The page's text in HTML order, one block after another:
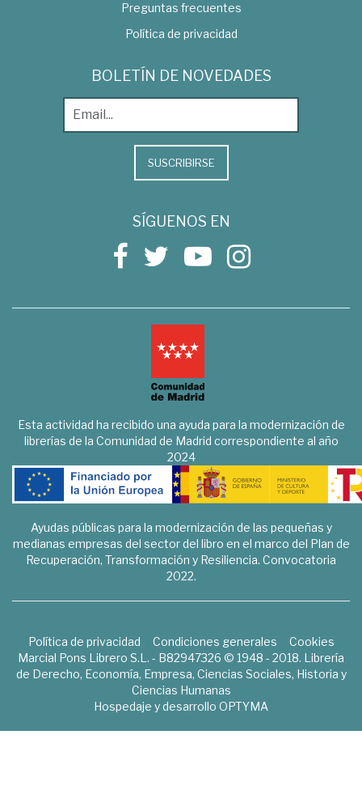
Preguntas frecuentes
Política de privacidad
BOLETÍN DE NOVEDADES
SUSCRIBIRSE
SÍGUENOS EN
Esta actividad ha recibido una ayuda para la modernización de
librerías de la Comunidad de Madrid correspondiente al año
2024
Ayudas públicas para la modernización de las pequeñas y
medianas empresas del sector del libro en el marco del Plan de
Recuperación, Transformación y Resiliencia. Convocatoria
2022.
Política de privacidad Condiciones generales
Cookies
Marcial Pons Librero S.L. - B82947326 © 1948 - 2018. Librería
de Derecho, Economía, Empresa, Ciencias Sociales, Historia y
Ciencias Humanas
Hospedaje y desarrollo OPTYMA